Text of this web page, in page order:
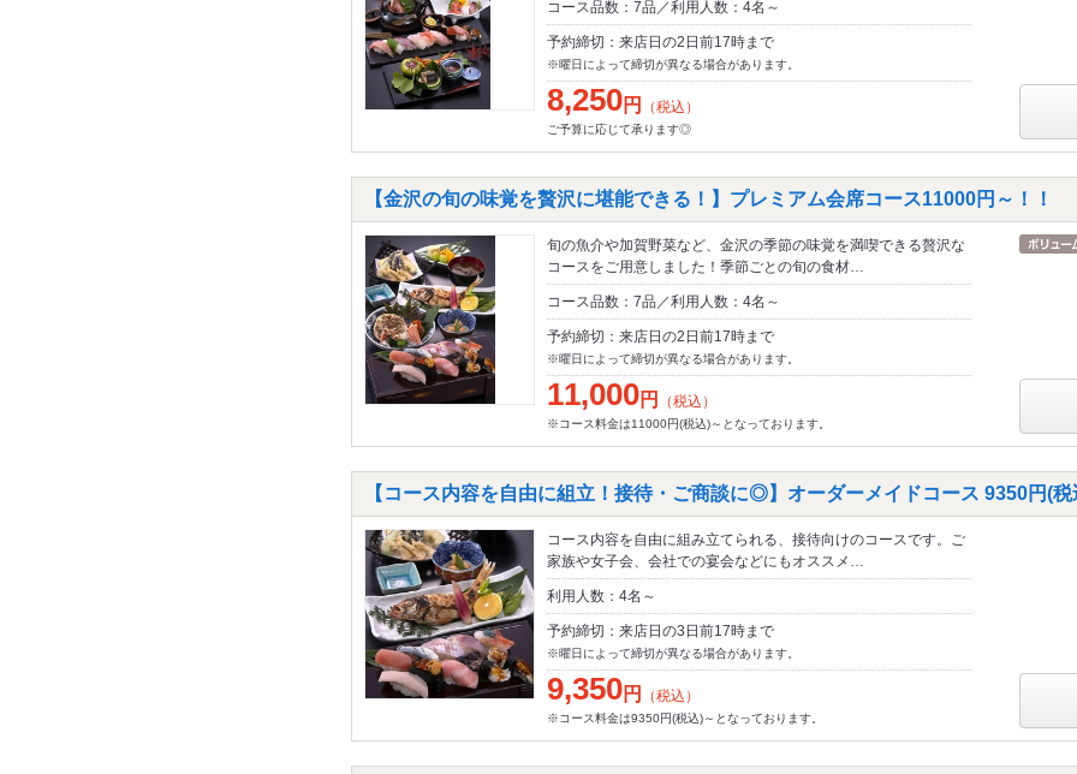
コース品数：7品／利用人数：4名～
予約締切：来店日の2日前17時まで
※曜日によって締切が異なる場合があります。
8,250円 （税込）
ご予算に応じて承ります◎
【金沢の旬の味覚を贅沢に堪能できる！】プレミアム会席コース11000円～！！
旬の魚介や加賀野菜など、金沢の季節の味覚を満喫できる贅沢な
コースをご用意しました！季節ごとの旬の食材…
コース品数：7品／利用人数：4名～
予約締切：来店日の2日前17時まで
※曜日によって締切が異なる場合があります。
11,000円 （税込）
※コース料金は11000円(税込)～となっております。
【コース内容を自由に組立！接待・ご商談に◎】オーダーメイドコース 9350円(税
コース内容を自由に組み立てられる、接待向けのコースです。ご
家族や女子会、会社での宴会などにもオススメ…
利用人数：4名～
予約締切：来店日の3日前17時まで
※曜日によって締切が異なる場合があります。
9,350円 （税込）
※コース料金は9350円(税込)～となっております。